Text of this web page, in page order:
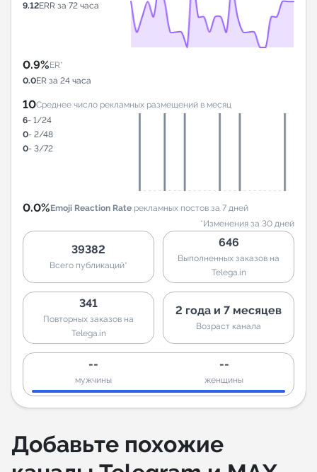
9.12ERR за 72 часа
0.9%ER*
0.0ER за 24 часа
10Среднее число рекламных размещений в месяц
6- 1/24
0- 2/48
0- 3/72
0.0%Emoji Reaction Rate рекламных постов за 7 дней
*Изменения за 30 дней
39382
Всего публикаций*
646
Выполненных заказов на
Telega.in
341
Повторных заказов на
Telega.in
2 года и 7 месяцев
Возраст канала
--
мужчины
--
женщины
Добавьте похожие